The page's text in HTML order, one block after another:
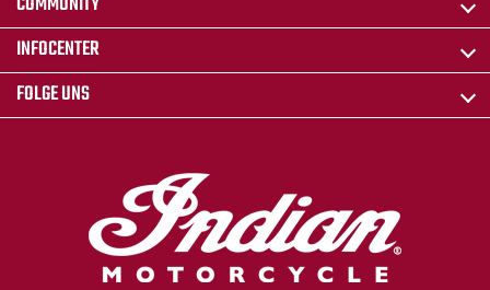
INFOCENTER
FOLGE UNS